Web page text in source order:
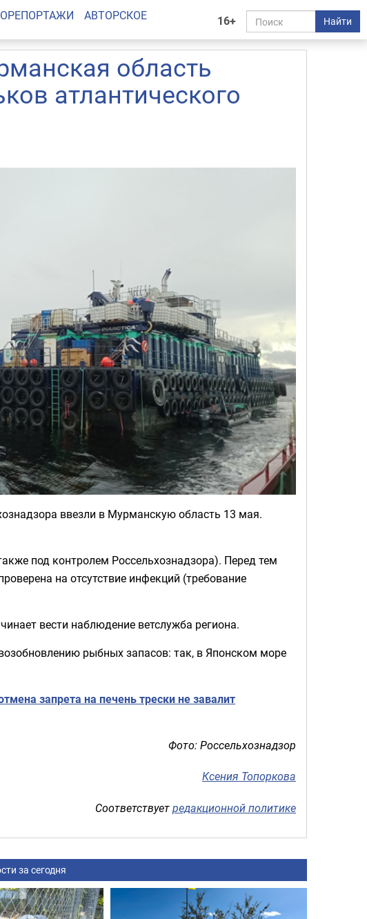
16+ Найти
АВТОРСКОЕ
область
атлантического
ввезли в Мурманскую область 13 мая.
под контролем Россельхознадзора). Перед тем
на отсутствие инфекций (требование
вести наблюдение ветслужба региона.
рыбных запасов: так, в Японском море
запрета на печень трески не завалит
Фото: Россельхознадзор
Ксения Топоркова
Соответствуетредакционной политике
за сегодня